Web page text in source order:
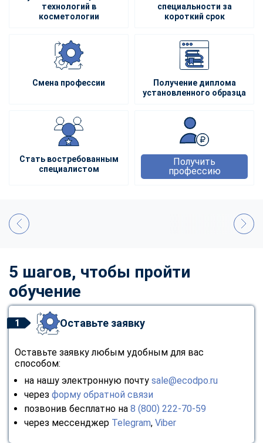
технологий в
косметологии
специальности за
короткий срок
Смена профессии
Получение диплома
установленного образца
Стать востребованным
специалистом
Получить
профессию
5 шагов, чтобы пройти
обучение
1 Оставьте заявку
Оставьте заявку любым удобным для вас
способом:
на нашу электронную почту sale@ecodpo.ru
через форму обратной связи
позвонив бесплатно на 8 (800) 222-70-59
через мессенджер Telegram, Viber